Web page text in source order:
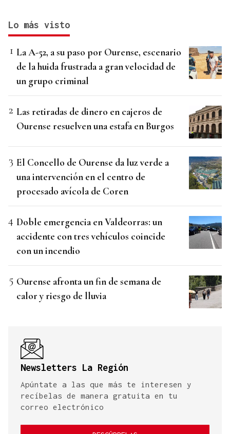
Lo más visto
La A-52, a su paso por Ourense, escenario
de la huida frustrada a gran velocidad de
un grupo criminal
Las retiradas de dinero en cajeros de
Ourense resuelven una estafa en Burgos
El Concello de Ourense da luz verde a
una intervención en el centro de
procesado avícola de Coren
Doble emergencia en Valdeorras: un
accidente con tres vehículos coincide
con un incendio
Ourense afronta un fin de semana de
calor y riesgo de lluvia
Newsletters La Región
Apúntate a las que más te interesen y
recíbelas de manera gratuita en tu
correo electrónico